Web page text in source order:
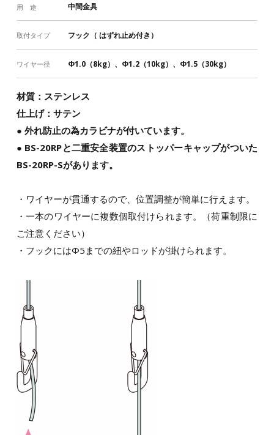
用 途 中間金具
取付タイプ フック（ はずれ止め付き）
ワイヤー径 Φ1.0（8kg）、Φ1.2（10kg）、Φ1.5（30kg）
材質：ステンレス
仕上げ：サテン
● 外れ防止の為カラビナが付いています。
● BS-20RPと二重安全装置のストッパーキャップがついた
BS-20RP-Sがあります。
・ワイヤーが貫通するので、位置調整が簡単に行えます。
・一本のワイヤーに複数個取付けられます。（荷重制限に
ご注意ください）
・フックにはΦ5までの紐やロッドが掛けられます。